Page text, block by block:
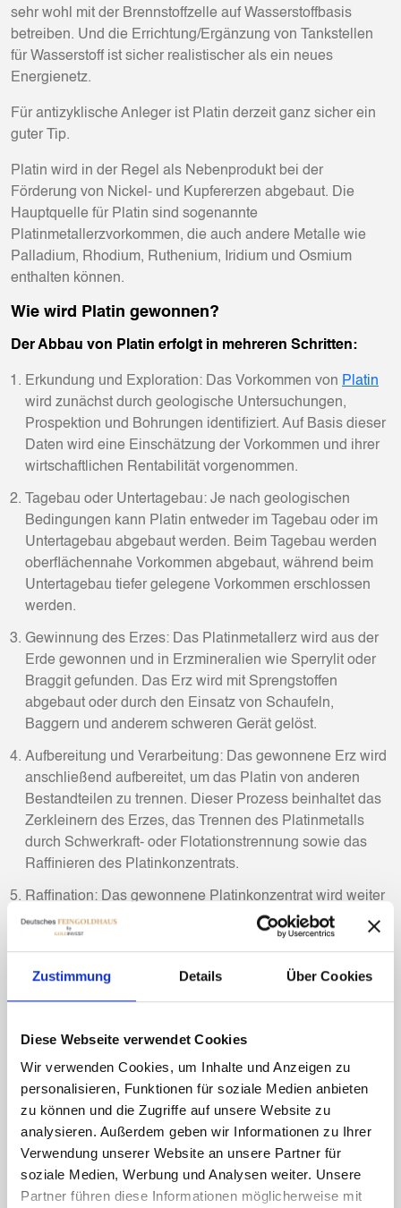
Zustimmung Details Über Cookies
Diese Webseite verwendet Cookies
Wir verwenden Cookies, um Inhalte und Anzeigen zu
personalisieren, Funktionen für soziale Medien anbieten
zu können und die Zugriffe auf unsere Website zu
analysieren. Außerdem geben wir Informationen zu Ihrer
Verwendung unserer Website an unsere Partner für
soziale Medien, Werbung und Analysen weiter. Unsere
Partner führen diese Informationen möglicherweise mit
sehr wohl mit der Brennstoffzelle auf Wasserstoffbasis
betreiben. Und die Errichtung/Ergänzung von Tankstellen
für Wasserstoff ist sicher realistischer als ein neues
Energienetz.
Für antizyklische Anleger ist Platin derzeit ganz sicher ein
guter Tip.
Platin wird in der Regel als Nebenprodukt bei der
Förderung von Nickel- und Kupfererzen abgebaut. Die
Hauptquelle für Platin sind sogenannte
Platinmetallerzvorkommen, die auch andere Metalle wie
Palladium, Rhodium, Ruthenium, Iridium und Osmium
enthalten können.
Wie wird Platin gewonnen?
Der Abbau von Platin erfolgt in mehreren Schritten:
Erkundung und Exploration: Das Vorkommen von Platin
wird zunächst durch geologische Untersuchungen,
Prospektion und Bohrungen identifiziert. Auf Basis dieser
Daten wird eine Einschätzung der Vorkommen und ihrer
wirtschaftlichen Rentabilität vorgenommen.
Tagebau oder Untertagebau: Je nach geologischen
Bedingungen kann Platin entweder im Tagebau oder im
Untertagebau abgebaut werden. Beim Tagebau werden
oberflächennahe Vorkommen abgebaut, während beim
Untertagebau tiefer gelegene Vorkommen erschlossen
werden.
Gewinnung des Erzes: Das Platinmetallerz wird aus der
Erde gewonnen und in Erzmineralien wie Sperrylit oder
Braggit gefunden. Das Erz wird mit Sprengstoffen
abgebaut oder durch den Einsatz von Schaufeln,
Baggern und anderem schweren Gerät gelöst.
Aufbereitung und Verarbeitung: Das gewonnene Erz wird
anschließend aufbereitet, um das Platin von anderen
Bestandteilen zu trennen. Dieser Prozess beinhaltet das
Zerkleinern des Erzes, das Trennen des Platinmetalls
durch Schwerkraft- oder Flotationstrennung sowie das
Raffinieren des Platinkonzentrats.
Raffination: Das gewonnene Platinkonzentrat wird weiter
raffiniert, um hochreines Platin zu erhalten. Dieser
Prozess umfasst Schritte wie Schmelzen, Elektrolyse und
entfernen und das Platin auf einen hohen Reinheitsgrad
zu bringen.
Handel und Verwendung: Das raffinierte Platin wird dann
Schmuckherstellung, der chemischen Industrie und der
Medizin.
Der Abbau von Platin ist ein komplexer und
kostenintensiver Prozess, der eine sorgfältige Planung,